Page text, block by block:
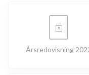
190
lägenheter
Årsredovisning